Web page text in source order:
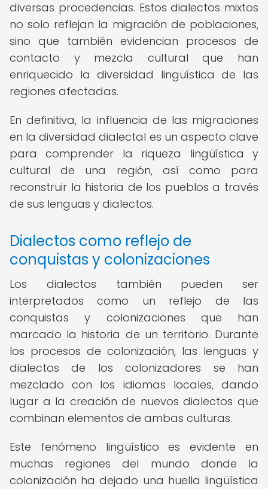
diversas procedencias. Estos dialectos mixtos
no solo reflejan la migración de poblaciones,
sino que también evidencian procesos de
contacto y mezcla cultural que han
enriquecido la diversidad lingüística de las
regiones afectadas.
En definitiva, la influencia de las migraciones
en la diversidad dialectal es un aspecto clave
para comprender la riqueza lingüística y
cultural de una región, así como para
reconstruir la historia de los pueblos a través
de sus lenguas y dialectos.
Dialectos como reflejo de
conquistas y colonizaciones
Los dialectos también pueden ser
interpretados como un reflejo de las
conquistas y colonizaciones que han
marcado la historia de un territorio. Durante
los procesos de colonización, las lenguas y
dialectos de los colonizadores se han
mezclado con los idiomas locales, dando
lugar a la creación de nuevos dialectos que
combinan elementos de ambas culturas.
Este fenómeno lingüístico es evidente en
muchas regiones del mundo donde la
colonización ha dejado una huella lingüística